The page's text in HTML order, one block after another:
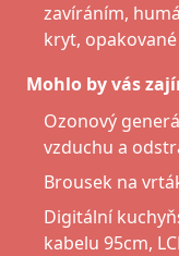
zavíráním,
kryt,
Mohlo by vás
Ozonový
vzduchu a
Brousek na
Digitální
kabelu 95cm,